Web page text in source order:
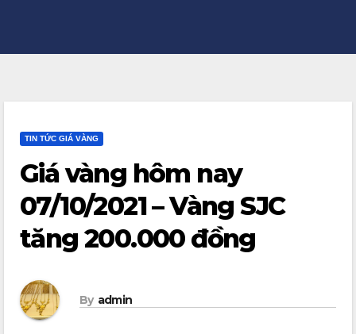
TIN TỨC GIÁ VÀNG
Giá vàng hôm nay
07/10/2021 – Vàng SJC
tăng 200.000 đồng
By admin